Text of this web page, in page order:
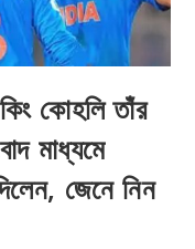
কোহলি তাঁর
মাধ্যমে
জেনে নিন